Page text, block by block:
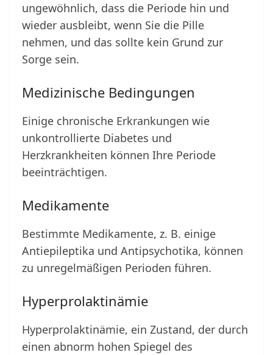
ungewöhnlich, dass die Periode hin und
wieder ausbleibt, wenn Sie die Pille
nehmen, und das sollte kein Grund zur
Sorge sein.
Medizinische Bedingungen
Einige chronische Erkrankungen wie
unkontrollierte Diabetes und
Herzkrankheiten können Ihre Periode
beeinträchtigen.
Medikamente
Bestimmte Medikamente, z. B. einige
Antiepileptika und Antipsychotika, können
zu unregelmäßigen Perioden führen.
Hyperprolaktinämie
Hyperprolaktinämie, ein Zustand, der durch
einen abnorm hohen Spiegel des